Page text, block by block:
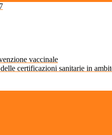
vaccinale
certificazioni sanitarie in